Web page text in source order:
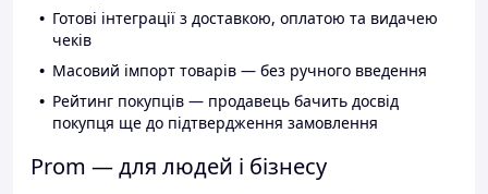
Готові інтеграції з доставкою, оплатою та видачею
чеків
Масовий імпорт товарів — без ручного введення
Рейтинг покупців — продавець бачить досвід
покупця ще до підтвердження замовлення
Prom — для людей і бізнесу